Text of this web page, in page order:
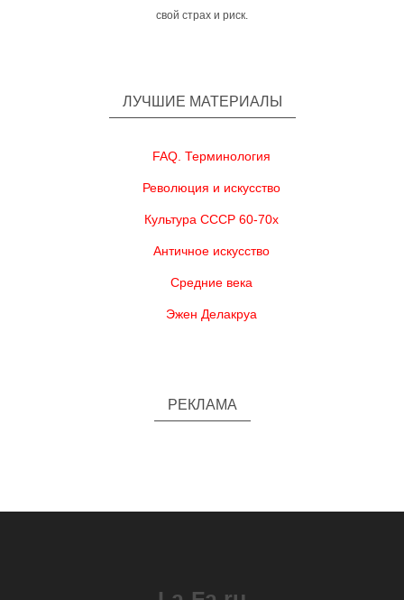
свой страх и риск.
ЛУЧШИЕ МАТЕРИАЛЫ
FAQ. Терминология
Революция и искусство
Культура СССР 60-70х
Античное искусство
Средние века
Эжен Делакруа
РЕКЛАМА